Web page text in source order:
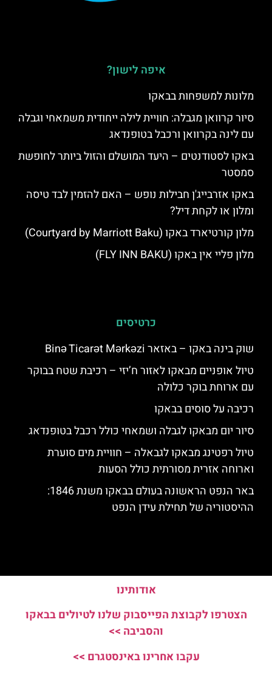
איפה לישון?
מלונות למשפחות בבאקו
סיור קרוואן מגבלה: חוויית לילה ייחודית משמאחי וגבלה
עם לינה בקרוואן ורכבל בטופנדאג
באקו לסטודנטים – היעד המושלם והזול ביותר לחופשת
סמסטר
באקו אזרבייג'ן חבילות נופש – האם להזמין לבד טיסה
ומלון או לקחת דיל?
מלון קורטיארד באקו (Courtyard by Marriott Baku)
מלון פליי אין באקו (FLY INN BAKU)
כרטיסים
שוק בינה באקו – באזאר Binə Ticarət Mərkəzi
טיול אופניים מבאקו לאזור ח’יזי – רכיבת שטח בבוקר
עם ארוחת בוקר כלולה
רכיבה על סוסים בבאקו
סיור יום מבאקו לגבלה ושמאחי כולל רכבל בטופנדאג
טיול רפטינג מבאקו לגבאלה – חוויית מים סוערת
וארוחה אזרית מסורתית כולל הסעות
באר הנפט הראשונה בעולם בבאקו משנת 1846:
ההיסטוריה של תחילת עידן הנפט
אודותינו
הצטרפו לקבוצת הפייסבוק שלנו לטיולים בבאקו
והסביבה >>
עקבו אחרינו באינסטגרם >>